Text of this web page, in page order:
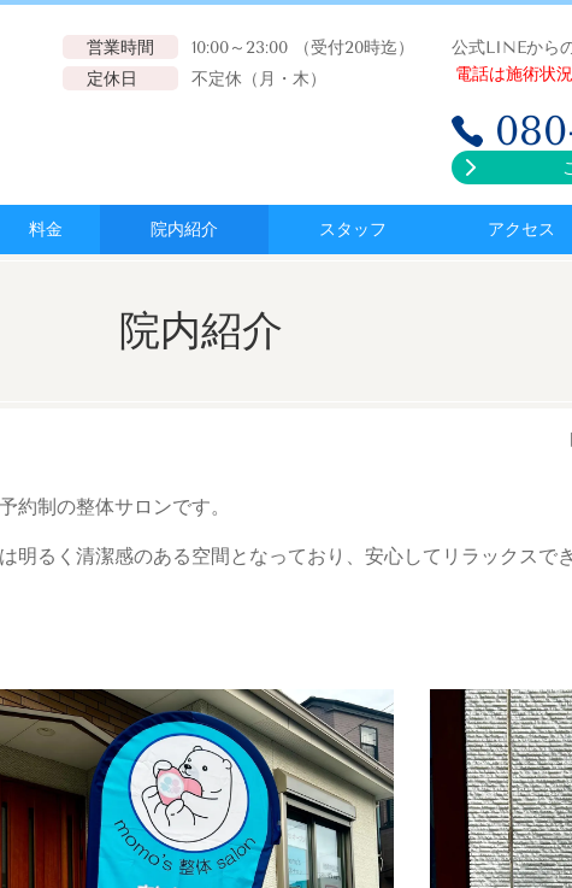
営業時間
10:00～23:00 （受付20時迄）
定休日
不定休（月・木）
公式LINEから
電話は施術状
料金 院内紹介 スタッフ アクセス
院内紹介
約制の整体サロンです。
明るく清潔感のある空間となっており、安心してリラックス